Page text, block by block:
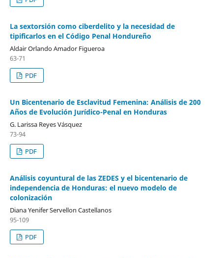
La sextorsión como ciberdelito y la necesidad de
tipificarlos en el Código Penal Hondureño
Aldair Orlando Amador Figueroa
63-71
PDF
Un Bicentenario de Esclavitud Femenina: Análisis de 200
Años de Evolución Jurídico-Penal en Honduras
G. Larissa Reyes Vásquez
73-94
PDF
Análisis coyuntural de las ZEDES y el bicentenario de
independencia de Honduras: el nuevo modelo de
colonización
Diana Yenifer Servellon Castellanos
95-109
PDF